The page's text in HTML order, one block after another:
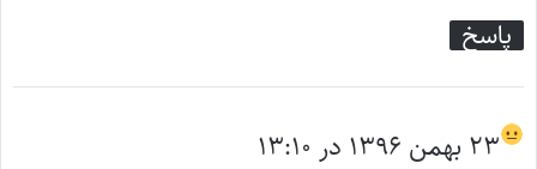
پاسخ
گ
۲۳ بهمن ۱۳۹۶ در ۱۳:۱۰